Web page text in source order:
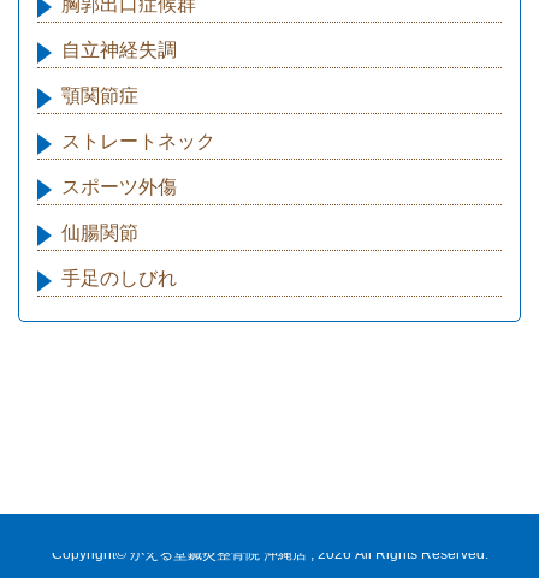
自立神経失調
顎関節症
ストレートネック
スポーツ外傷
仙腸関節
手足のしびれ
Copyright© かえる堂鍼灸整骨院 沖縄店 , 2026 All Rights Reserved.